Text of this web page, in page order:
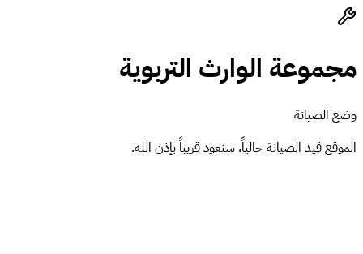
مجموعة الوارث التربوية
وضع الصيانة
الموقع قيد الصيانة حالياً، سنعود قريباً بإذن الله.